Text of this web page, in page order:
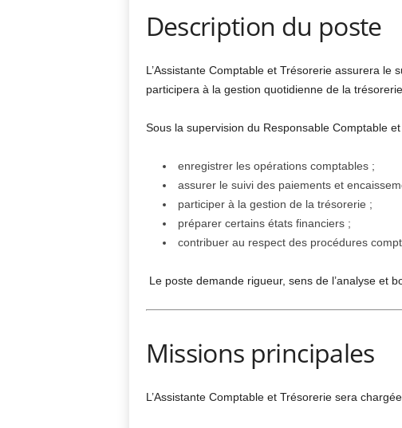
Description du poste
L’Assistante Comptable et Trésorerie assurera le
participera à la gestion quotidienne de la trésorerie
Sous la supervision du Responsable Comptable
enregistrer les opérations comptables ;
assurer le suivi des paiements et
participer à la gestion de la trésorerie ;
préparer certains états financiers ;
contribuer au respect des procédures
Le poste demande rigueur, sens de l’analyse et
Missions principales
L’Assistante Comptable et Trésorerie sera